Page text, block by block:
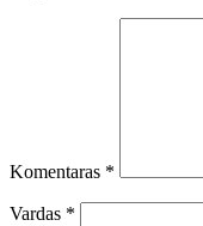
Komentaras *
Vardas *